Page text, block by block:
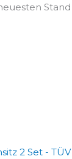
2 Set -